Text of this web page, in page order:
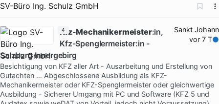
SV-Büro Ing. Schulz GmbH
Sankt Johann
vor 7 T
Kfz-Mechanikermeister:in,
Kfz-Spenglermeister:in -
Salzburg Innergebirg
Besichtigung von KFZ aller Art - Ausarbeitung und Erstellung von
Gutachten … Abgeschlossene Ausbildung als KFZ-
Mechanikermeister oder KFZ-Spenglermeister oder gleichwertige
Ausbildung - Sicherer Umgang mit PC und Software (KFZ 5 und
4